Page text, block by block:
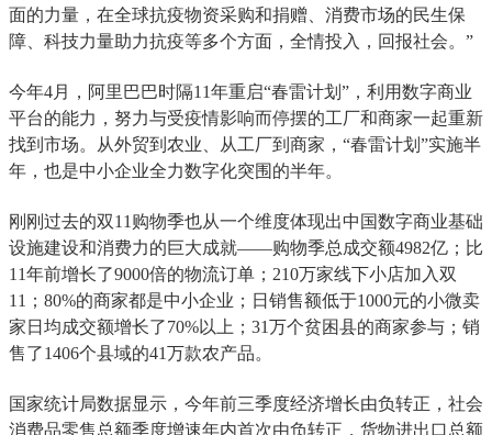
面的力量，在全球抗疫物资采购和捐赠、消费市场的民生保
障、科技力量助力抗疫等多个方面，全情投入，回报社会。”
今年4月，阿里巴巴时隔11年重启“春雷计划”，利用数字商业
平台的能力，努力与受疫情影响而停摆的工厂和商家一起重新
找到市场。从外贸到农业、从工厂到商家，“春雷计划”实施半
年，也是中小企业全力数字化突围的半年。
刚刚过去的双11购物季也从一个维度体现出中国数字商业基础
设施建设和消费力的巨大成就——购物季总成交额4982亿；比
11年前增长了9000倍的物流订单；210万家线下小店加入双
11；80%的商家都是中小企业；日销售额低于1000元的小微卖
家日均成交额增长了70%以上；31万个贫困县的商家参与；销
售了1406个县域的41万款农产品。
国家统计局数据显示，今年前三季度经济增长由负转正，社会
消费品零售总额季度增速年内首次由负转正，货物进出口总额